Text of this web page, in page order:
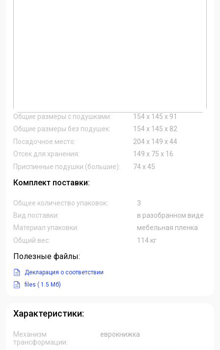
Общие размеры с подушками:
154 х 145 х 91
Общие размеры без подушек:
154 х 145 х 82
Посадочное место:
204 х 149 х 44
Отсек для хранения:
149 х 75 х 16
Приспинные подушки (большие):
74 х 45
Комплект поставки:
Общее количество упаковок:
3
Вид поставки:
в разобранном виде
Материал упаковки:
мебельная пленка
Общий вес:
114 кг
Полезные файлы:
Декларация о соответствии
files ( 1.5 Мб)
Характеристики:
Механизм
трансформации:
еврокнижка